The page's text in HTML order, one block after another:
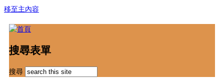
移至主內容
搜尋表單
搜尋